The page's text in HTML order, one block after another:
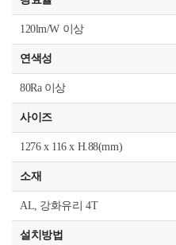
120lm/W 이상
연색성
80Ra 이상
사이즈
1276 x 116 x H.88(mm)
소재
AL, 강화유리 4T
설치방법